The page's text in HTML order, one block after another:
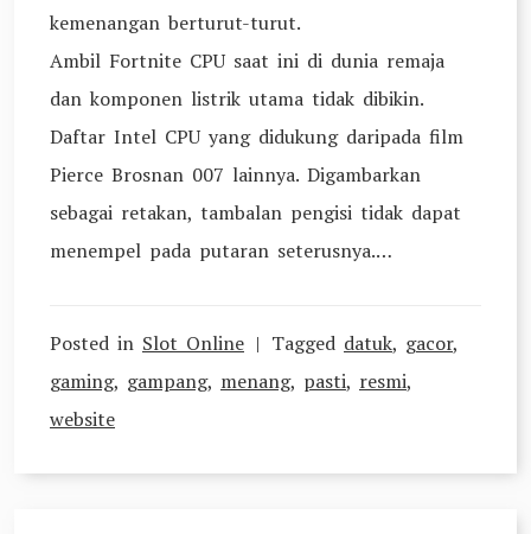
kemenangan berturut-turut.
Ambil Fortnite CPU saat ini di dunia remaja
dan komponen listrik utama tidak dibikin.
Daftar Intel CPU yang didukung daripada film
Pierce Brosnan 007 lainnya. Digambarkan
sebagai retakan, tambalan pengisi tidak dapat
menempel pada putaran seterusnya.…
Posted in Slot Online Tagged datuk, gacor,
gaming, gampang, menang, pasti, resmi,
website